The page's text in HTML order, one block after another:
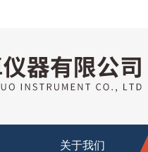
关于我们